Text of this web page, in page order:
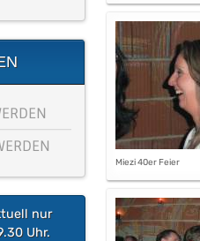
nur
Uhr.
Miezi 40er Feier